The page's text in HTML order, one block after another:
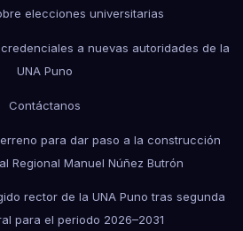
elecciones universitarias
a nuevas autoridades de la
UNA Puno
Contáctanos
para dar paso a la construcción
Regional Manuel Núñez Butrón
rector de la UNA Puno tras segunda
para el periodo 2026–2031